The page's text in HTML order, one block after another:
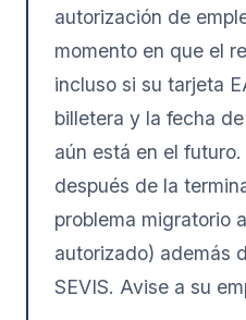
autorización de
momento en que el
incluso si su tarjeta
billetera y la fecha
aún está en el
después de la
problema migratorio
autorizado) además
SEVIS. Avise a su